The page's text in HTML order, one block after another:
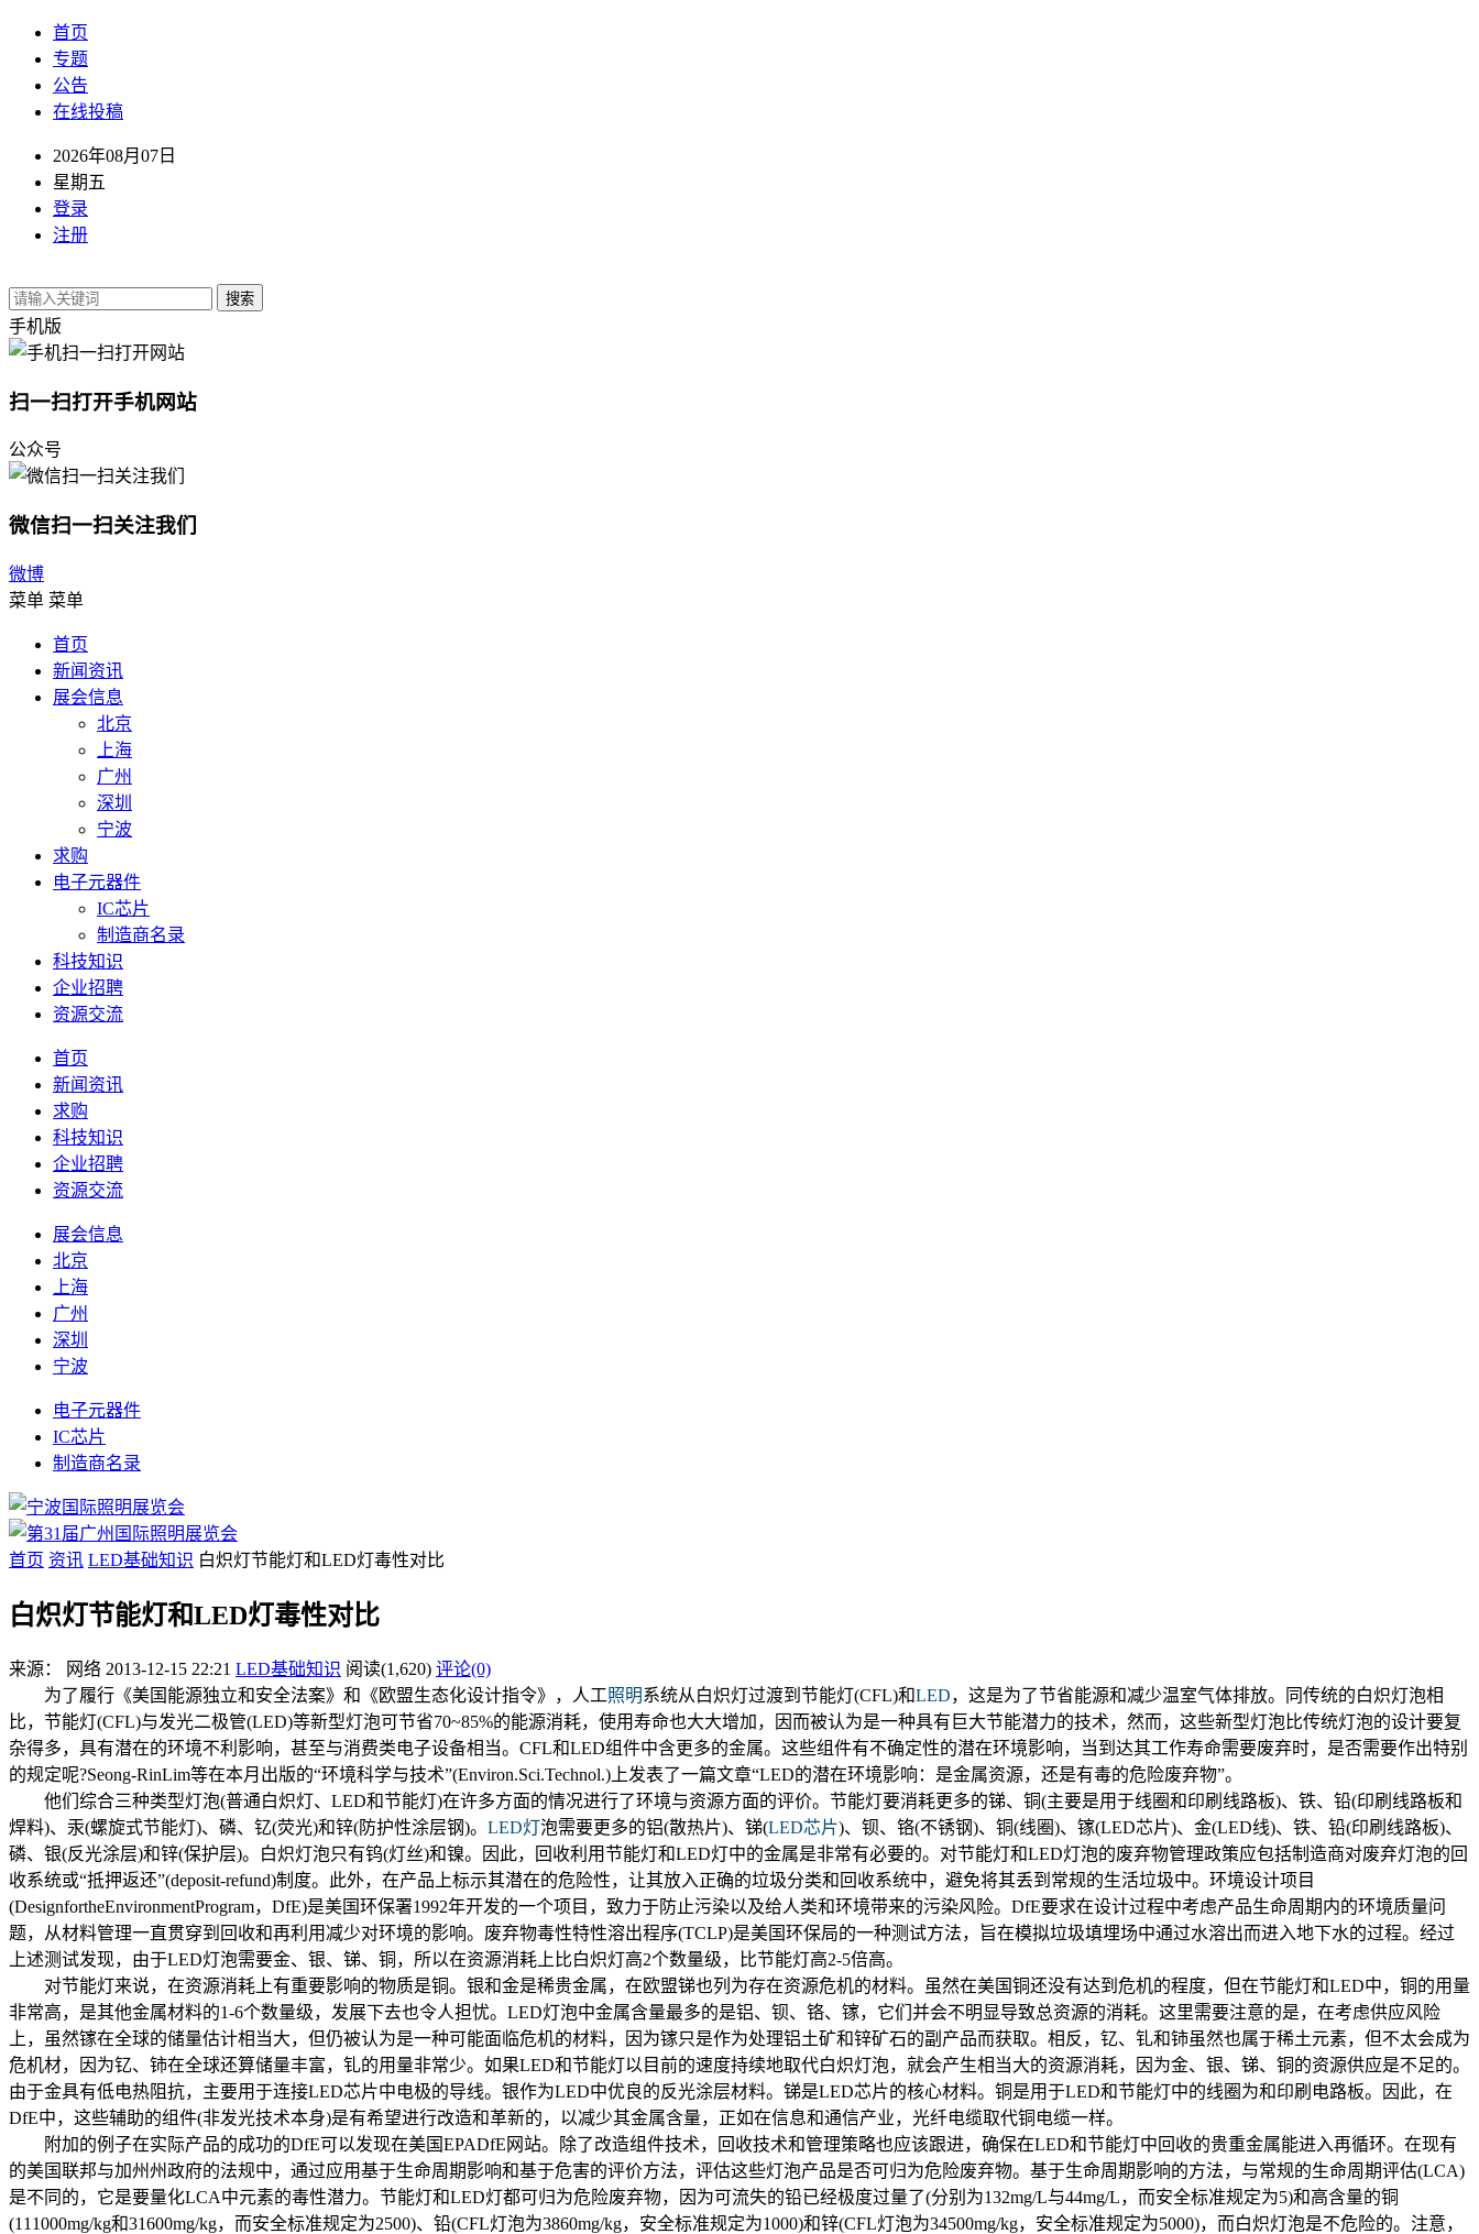
首页
专题
公告
在线投稿
2026年08月07日
星期五
登录
注册
搜索
手机版
扫一扫打开手机网站
公众号
微信扫一扫关注我们
微博
菜单 菜单
首页
新闻资讯
展会信息
北京
上海
广州
深圳
宁波
求购
电子元器件
IC芯片
制造商名录
科技知识
企业招聘
资源交流
首页
新闻资讯
求购
科技知识
企业招聘
资源交流
展会信息
北京
上海
广州
深圳
宁波
电子元器件
IC芯片
制造商名录
首页 资讯 LED基础知识 白炽灯节能灯和LED灯毒性对比
白炽灯节能灯和LED灯毒性对比
来源： 网络 2013-12-15 22:21 LED基础知识 阅读(1,620) 评论(0)
为了履行《美国能源独立和安全法案》和《欧盟生态化设计指令》，人工照明系统从白炽灯过渡到节能灯(CFL)和LED，这是为了节省能源和减少温室气体排放。同传统的白炽灯泡相
比，节能灯(CFL)与发光二极管(LED)等新型灯泡可节省70~85%的能源消耗，使用寿命也大大增加，因而被认为是一种具有巨大节能潜力的技术，然而，这些新型灯泡比传统灯泡的设计要复
杂得多，具有潜在的环境不利影响，甚至与消费类电子设备相当。CFL和LED组件中含更多的金属。这些组件有不确定性的潜在环境影响，当到达其工作寿命需要废弃时，是否需要作出特别
的规定呢?Seong-RinLim等在本月出版的“环境科学与技术”(Environ.Sci.Technol.)上发表了一篇文章“LED的潜在环境影响：是金属资源，还是有毒的危险废弃物”。
他们综合三种类型灯泡(普通白炽灯、LED和节能灯)在许多方面的情况进行了环境与资源方面的评价。节能灯要消耗更多的锑、铜(主要是用于线圈和印刷线路板)、铁、铅(印刷线路板和
焊料)、汞(螺旋式节能灯)、磷、钇(荧光)和锌(防护性涂层钢)。 LED灯泡需要更多的铝(散热片)、锑(LED芯片)、钡、铬(不锈钢)、铜(线圈)、镓(LED芯片)、金(LED线)、铁、铅(印刷线路板)、
磷、银(反光涂层)和锌(保护层)。白炽灯泡只有钨(灯丝)和镍。因此，回收利用节能灯和LED灯中的金属是非常有必要的。对节能灯和LED灯泡的废弃物管理政策应包括制造商对废弃灯泡的回
收系统或“抵押返还”(deposit-refund)制度。此外，在产品上标示其潜在的危险性，让其放入正确的垃圾分类和回收系统中，避免将其丢到常规的生活垃圾中。环境设计项目
(DesignfortheEnvironmentProgram，DfE)是美国环保署1992年开发的一个项目，致力于防止污染以及给人类和环境带来的污染风险。DfE要求在设计过程中考虑产品生命周期内的环境质量问
题，从材料管理一直贯穿到回收和再利用减少对环境的影响。废弃物毒性特性溶出程序(TCLP)是美国环保局的一种测试方法，旨在模拟垃圾填埋场中通过水溶出而进入地下水的过程。经过
上述测试发现，由于LED灯泡需要金、银、锑、铜，所以在资源消耗上比白炽灯高2个数量级，比节能灯高2-5倍高。
对节能灯来说，在资源消耗上有重要影响的物质是铜。银和金是稀贵金属，在欧盟锑也列为存在资源危机的材料。虽然在美国铜还没有达到危机的程度，但在节能灯和LED中，铜的用量
非常高，是其他金属材料的1-6个数量级，发展下去也令人担忧。LED灯泡中金属含量最多的是铝、钡、铬、镓，它们并会不明显导致总资源的消耗。这里需要注意的是，在考虑供应风险
上，虽然镓在全球的储量估计相当大，但仍被认为是一种可能面临危机的材料，因为镓只是作为处理铝土矿和锌矿石的副产品而获取。相反，钇、钆和铈虽然也属于稀土元素，但不太会成为
危机材，因为钇、铈在全球还算储量丰富，钆的用量非常少。如果LED和节能灯以目前的速度持续地取代白炽灯泡，就会产生相当大的资源消耗，因为金、银、锑、铜的资源供应是不足的。
由于金具有低电热阻抗，主要用于连接LED芯片中电极的导线。银作为LED中优良的反光涂层材料。锑是LED芯片的核心材料。铜是用于LED和节能灯中的线圈为和印刷电路板。因此，在
DfE中，这些辅助的组件(非发光技术本身)是有希望进行改造和革新的，以减少其金属含量，正如在信息和通信产业，光纤电缆取代铜电缆一样。
附加的例子在实际产品的成功的DfE可以发现在美国EPADfE网站。除了改造组件技术，回收技术和管理策略也应该跟进，确保在LED和节能灯中回收的贵重金属能进入再循环。在现有
的美国联邦与加州州政府的法规中，通过应用基于生命周期影响和基于危害的评价方法，评估这些灯泡产品是否可归为危险废弃物。基于生命周期影响的方法，与常规的生命周期评估(LCA)
是不同的，它是要量化LCA中元素的毒性潜力。节能灯和LED灯都可归为危险废弃物，因为可流失的铅已经极度过量了(分别为132mg/L与44mg/L，而安全标准规定为5)和高含量的铜
(111000mg/kg和31600mg/kg，而安全标准规定为2500)、铅(CFL灯泡为3860mg/kg，安全标准规定为1000)和锌(CFL灯泡为34500mg/kg，安全标准规定为5000)，而白炽灯泡是不危险的。注意，